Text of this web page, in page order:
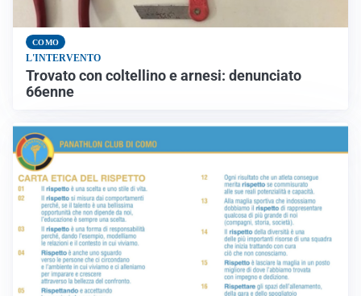
COMO
L'INTERVENTO
Trovato con coltellino e arnesi: denunciato
66enne